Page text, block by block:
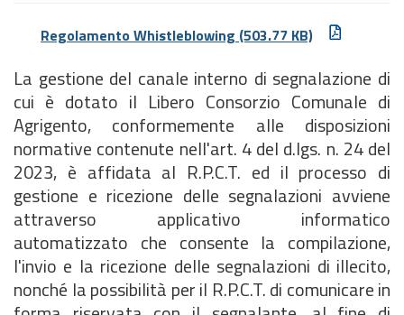
Regolamento Whistleblowing (503.77 KB)
La gestione del canale interno di segnalazione di
cui è dotato il Libero Consorzio Comunale di
Agrigento, conformemente alle disposizioni
normative contenute nell'art. 4 del d.lgs. n. 24 del
2023, è affidata al R.P.C.T. ed il processo di
gestione e ricezione delle segnalazioni avviene
attraverso applicativo informatico
automatizzato che consente la compilazione,
l'invio e la ricezione delle segnalazioni di illecito,
nonché la possibilità per il R.P.C.T. di comunicare in